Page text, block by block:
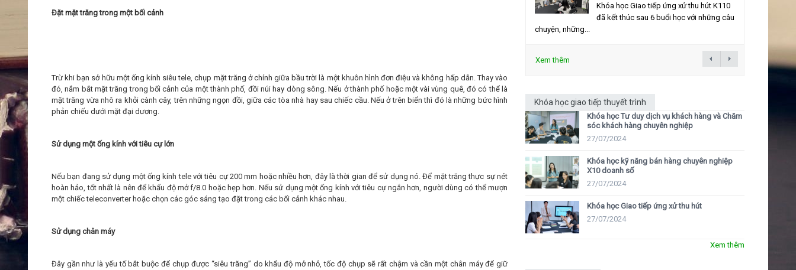
Đặt mặt trăng trong một bối cảnh
Trừ khi bạn sở hữu một ống kính siêu tele, chụp mặt trăng ở chính giữa bầu trời là một khuôn hình đơn điệu và không hấp dẫn. Thay vào
đó, nắm bắt mặt trăng trong bối cảnh của một thành phố, đồi núi hay dòng sông. Nếu ở thành phố hoặc một vài vùng quê, đó có thể là
mặt trăng vừa nhô ra khỏi cành cây, trên những ngọn đồi, giữa các tòa nhà hay sau chiếc cầu. Nếu ở trên biển thì đó là những bức hình
phản chiếu dưới mặt đại dương.
Sử dụng một ống kính với tiêu cự lớn
Nếu bạn đang sử dụng một ống kính tele với tiêu cự 200 mm hoặc nhiều hơn, đây là thời gian để sử dụng nó. Để mặt trăng thực sự nét
hoàn hảo, tốt nhất là nên để khẩu độ mở f/8.0 hoặc hẹp hơn. Nếu sử dụng một ống kính với tiêu cự ngắn hơn, người dùng có thể mượn
một chiếc teleconverter hoặc chọn các góc sáng tạo đặt trong các bối cảnh khác nhau.
Sử dụng chân máy
Đây gần như là yếu tố bắt buộc để chụp được “siêu trăng” do khẩu độ mở nhỏ, tốc độ chụp sẽ rất chậm và cần một chân máy để giữ
Khóa học Giao tiếp ứng xử thu hút K110
đã kết thúc sau 6 buổi học với những câu
chuyện, những...
Xem thêm
Khóa học giao tiếp thuyết trình
Khóa học Tư duy dịch vụ khách hàng và Chăm
sóc khách hàng chuyên nghiệp
27/07/2024
Khóa học kỹ năng bán hàng chuyên nghiệp
X10 doanh số
27/07/2024
Khóa học Giao tiếp ứng xử thu hút
27/07/2024
Xem thêm